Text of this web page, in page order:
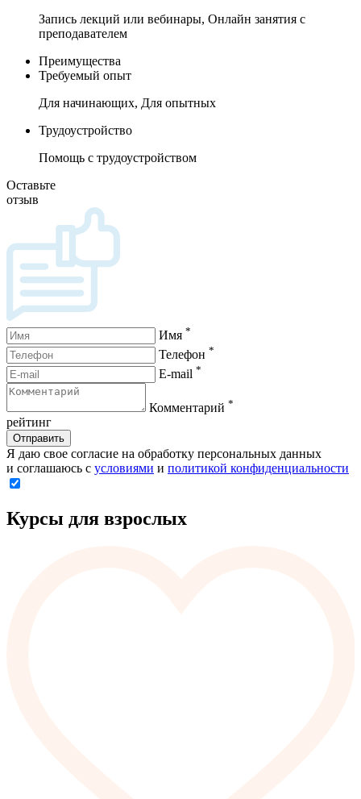
Запись лекций или вебинары, Онлайн занятия с
преподавателем
Преимущества
Требуемый опыт
Для начинающих, Для опытных
Трудоустройство
Помощь с трудоустройством
Оставьте
отзыв
Имя *
Телефон *
E-mail *
Комментарий *
рейтинг
Отправить
Я даю свое согласие на обработку персональных данных
и соглашаюсь с условиями и политикой конфиденциальности
Курсы для взрослых